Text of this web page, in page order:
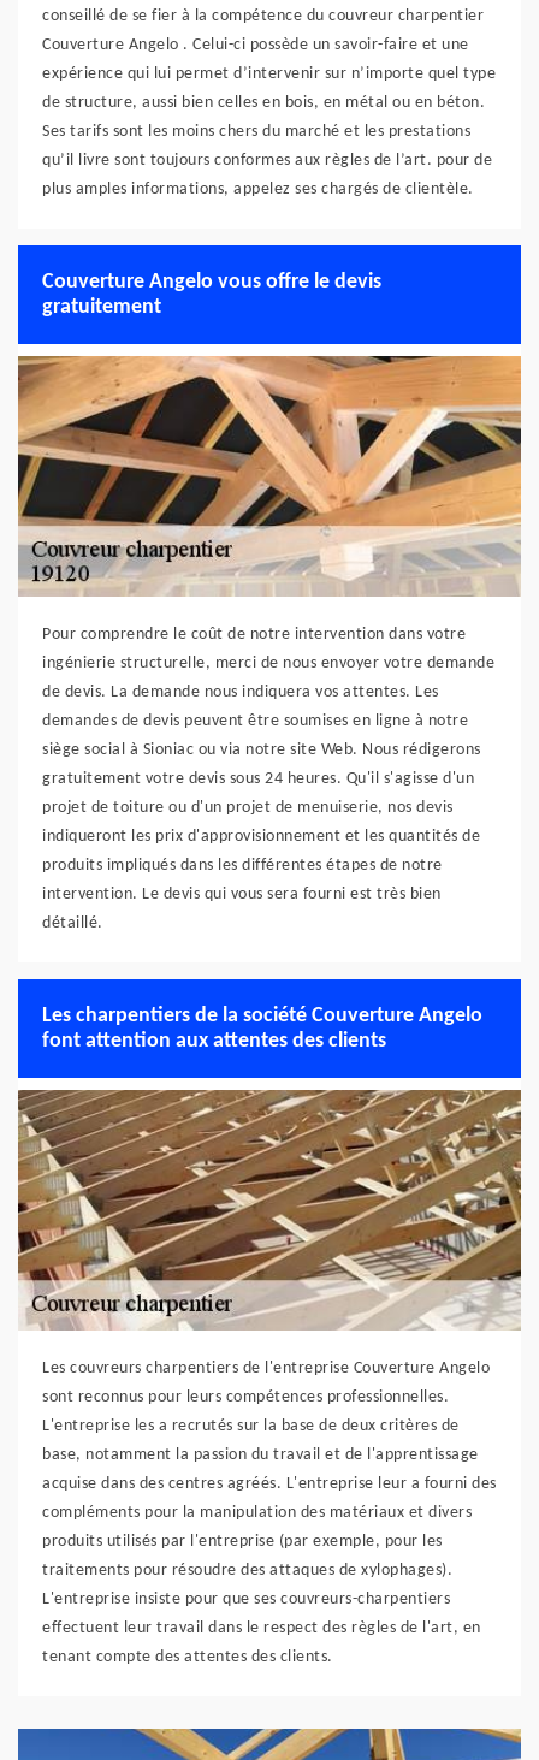
conseillé de se fier à la compétence du couvreur charpentier
Couverture Angelo . Celui-ci possède un savoir-faire et une
expérience qui lui permet d’intervenir sur n’importe quel type
de structure, aussi bien celles en bois, en métal ou en béton.
Ses tarifs sont les moins chers du marché et les prestations
qu’il livre sont toujours conformes aux règles de l’art. pour de
plus amples informations, appelez ses chargés de clientèle.
Couverture Angelo vous offre le devis
gratuitement
Pour comprendre le coût de notre intervention dans votre
ingénierie structurelle, merci de nous envoyer votre demande
de devis. La demande nous indiquera vos attentes. Les
demandes de devis peuvent être soumises en ligne à notre
siège social à Sioniac ou via notre site Web. Nous rédigerons
gratuitement votre devis sous 24 heures. Qu'il s'agisse d'un
projet de toiture ou d'un projet de menuiserie, nos devis
indiqueront les prix d'approvisionnement et les quantités de
produits impliqués dans les différentes étapes de notre
intervention. Le devis qui vous sera fourni est très bien
détaillé.
Les charpentiers de la société Couverture Angelo
font attention aux attentes des clients
Les couvreurs charpentiers de l'entreprise Couverture Angelo
sont reconnus pour leurs compétences professionnelles.
L'entreprise les a recrutés sur la base de deux critères de
base, notamment la passion du travail et de l'apprentissage
acquise dans des centres agréés. L'entreprise leur a fourni des
compléments pour la manipulation des matériaux et divers
produits utilisés par l'entreprise (par exemple, pour les
traitements pour résoudre des attaques de xylophages).
L'entreprise insiste pour que ses couvreurs-charpentiers
effectuent leur travail dans le respect des règles de l'art, en
tenant compte des attentes des clients.